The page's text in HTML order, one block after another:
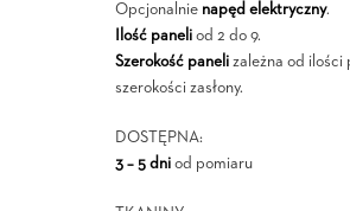
Opcjonalnie napęd elektryczny.
Ilość paneliod 2 do 9.
Szerokość panelizależna od ilości
szerokości zasłony.
DOSTĘPNA:
3 – 5 dniod pomiaru